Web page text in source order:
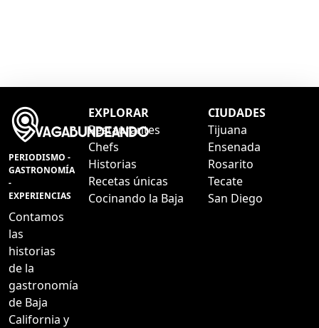
PERIODISMO -
GASTRONOMÍA
-
EXPERIENCIAS
Contamos
las
historias
de la
gastronomía
de Baja
California y
EXPLORAR
Restaurantes
Chefs
Historias
Recetas únicas
Cocinando la Baja
CIUDADES
Tijuana
Ensenada
Rosarito
Tecate
San Diego